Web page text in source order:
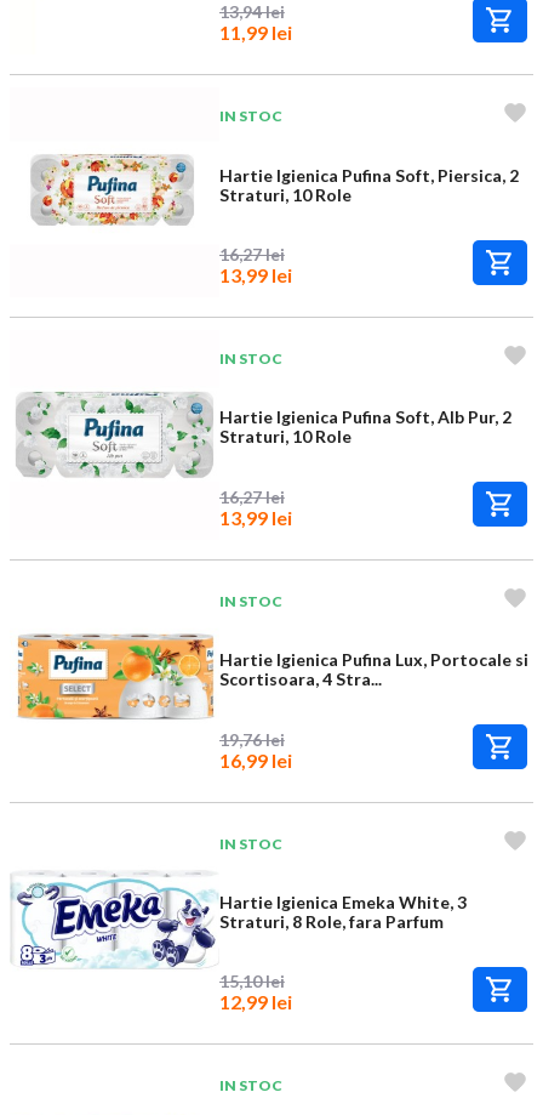
13,94 lei
11,99 lei
IN STOC
Hartie Igienica Pufina Soft, Piersica, 2
Straturi, 10 Role
16,27 lei
13,99 lei
IN STOC
Hartie Igienica Pufina Soft, Alb Pur, 2
Straturi, 10 Role
16,27 lei
13,99 lei
IN STOC
Hartie Igienica Pufina Lux, Portocale si
Scortisoara, 4 Stra...
19,76 lei
16,99 lei
IN STOC
Hartie Igienica Emeka White, 3
Straturi, 8 Role, fara Parfum
15,10 lei
12,99 lei
IN STOC